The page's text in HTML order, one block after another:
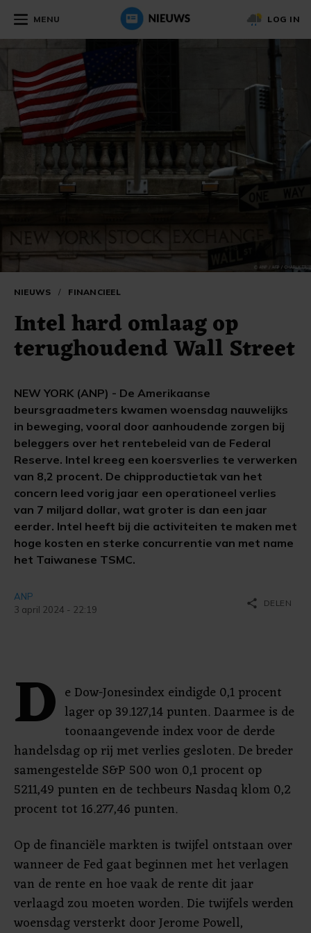
MENU LOG IN
NIEUWS / FINANCIEEL
Intel hard omlaag op
terughoudend Wall Street
NEW YORK (ANP) - De Amerikaanse
beursgraadmeters kwamen woensdag nauwelijks
in beweging, vooral door aanhoudende zorgen bij
beleggers over het rentebeleid van de Federal
Reserve. Intel kreeg een koersverlies te verwerken
van 8,2 procent. De chipproductietak van het
concern leed vorig jaar een operationeel verlies
van 7 miljard dollar, wat groter is dan een jaar
eerder. Intel heeft bij die activiteiten te maken met
hoge kosten en sterke concurrentie van met name
het Taiwanese TSMC.
ANP
3 april 2024 - 22:19
share DELEN
D e Dow-Jonesindex eindigde 0,1 procent
lager op 39.127,14 punten. Daarmee is de
toonaangevende index voor de derde
handelsdag op rij met verlies gesloten. De breder
samengestelde S&P 500 won 0,1 procent op
5211,49 punten en de techbeurs Nasdaq klom 0,2
procent tot 16.277,46 punten.
Op de financiële markten is twijfel ontstaan over
wanneer de Fed gaat beginnen met het verlagen
van de rente en hoe vaak de rente dit jaar
verlaagd zou moeten worden. Die twijfels werden
woensdag versterkt door Jerome Powell,